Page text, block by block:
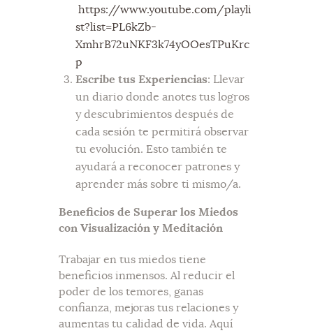
https://www.youtube.com/playli
st?list=PL6kZb-
XmhrB72uNKF3k74yOOesTPuKrc
p
Escribe tus Experiencias: Llevar
un diario donde anotes tus logros
y descubrimientos después de
cada sesión te permitirá observar
tu evolución. Esto también te
ayudará a reconocer patrones y
aprender más sobre ti mismo/a.
Beneficios de Superar los Miedos
con Visualización y Meditación
Trabajar en tus miedos tiene
beneficios inmensos. Al reducir el
poder de los temores, ganas
confianza, mejoras tus relaciones y
aumentas tu calidad de vida. Aquí